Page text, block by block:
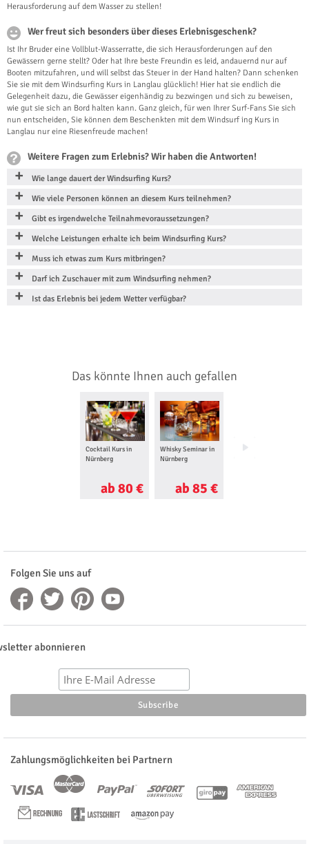
Herausforderung auf dem Wasser zu stellen!
Wer freut sich besonders über dieses Erlebnisgeschenk?
Ist Ihr Bruder eine Vollblut-Wasserratte, die sich Herausforderungen auf den
Gewässern gerne stellt? Oder hat Ihre beste Freundin es leid, andauernd nur auf
Booten mitzufahren, und will selbst das Steuer in der Hand halten? Dann schenken
Sie sie mit dem Windsurfing Kurs in Langlau glücklich! Hier hat sie endlich die
Gelegenheit dazu, die Gewässer eigenhändig zu bezwingen und sich zu beweisen,
wie gut sie sich an Bord halten kann. Ganz gleich, für wen Ihrer Surf-Fans Sie sich
nun entscheiden, Sie können dem Beschenkten mit dem Windsurf ing Kurs in
Langlau nur eine Riesenfreude machen!
Weitere Fragen zum Erlebnis? Wir haben die Antworten!
Wie lange dauert der Windsurfing Kurs?
Wie viele Personen können an diesem Kurs teilnehmen?
Gibt es irgendwelche Teilnahmevoraussetzungen?
Welche Leistungen erhalte ich beim Windsurfing Kurs?
Muss ich etwas zum Kurs mitbringen?
Darf ich Zuschauer mit zum Windsurfing nehmen?
Ist das Erlebnis bei jedem Wetter verfügbar?
Das könnte Ihnen auch gefallen
Cocktail Kurs in
Nürnberg
ab 80 €
Whisky Seminar in
Nürnberg
ab 85 €
Makeup Beratung in
Folgen Sie uns auf
abonnieren
Zahlungsmöglichkeiten bei Partnern